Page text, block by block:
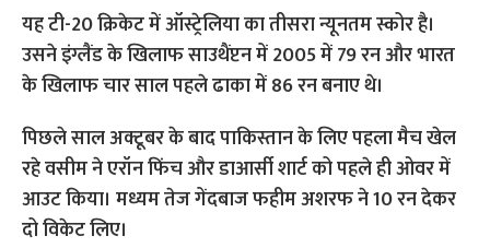
यह टी-20 क्रिकेट में ऑस्ट्रेलिया का तीसरा न्यूनतम स्कोर है।
उसने इंग्लैंड के खिलाफ साउथैंप्टन में 2005 में 79 रन और भारत
के खिलाफ चार साल पहले ढाका में 86 रन बनाए थे।
पिछले साल अक्टूबर के बाद पाकिस्तान के लिए पहला मैच खेल
रहे वसीम ने एरॉन फिंच और डाआर्सी शार्ट को पहले ही ओवर में
आउट किया। मध्यम तेज गेंदबाज फहीम अशरफ ने 10 रन देकर
दो विकेट लिए।